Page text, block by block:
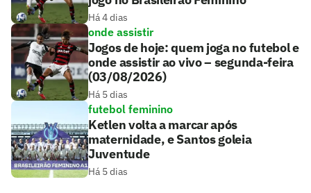
Há 4 dias
onde assistir
Jogos de hoje: quem joga no futebol e
onde assistir ao vivo – segunda-feira
(03/08/2026)
Há 5 dias
futebol feminino
Ketlen volta a marcar após
maternidade, e Santos goleia
Juventude
Há 5 dias